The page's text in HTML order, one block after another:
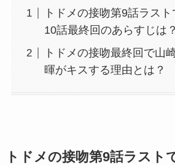
トドメの接吻第9話ラス
10話最終回のあらすじは？
トドメの接吻最終回で山
暉がキスする理由とは？
トドメの接吻第9話ラスト